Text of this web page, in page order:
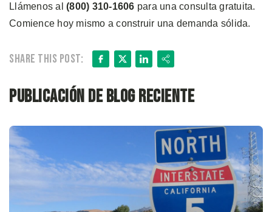
Llámenos al (800) 310-1606 para una consulta gratuita.
Comience hoy mismo a construir una demanda sólida.
Share this post: Facebook
X LinkedIn
Share
Publicación de blog reciente